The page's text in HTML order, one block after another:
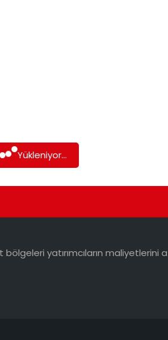
Yükleniyor...
bölgeleri yatırımcıların maliyetlerini